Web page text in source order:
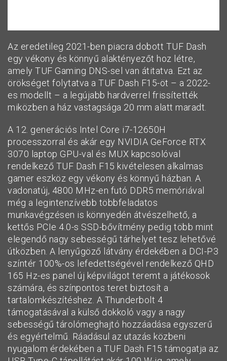
Az eredetileg 2021-ben piacra dobott TUF Dash
egy vékony és könnyű alaktényezőt hoz létre,
amely TUF Gaming DNS-sel van átitatva. Ezt az
örökséget folytatva a TUF Dash F15-öt – a 2022-
es modellt – a legújabb hardverrel frissítették
miközben a ház vastagsága 20 mm alatt maradt.
A 12. generációs Intel Core i7-12650H
processzorral és akár egy NVIDIA GeForce RTX
3070 laptop GPU-val és MUX kapcsolóval
rendelkező TUF Dash F15 kivételesen alkalmas
gamer eszköz egy vékony és könnyű házban. A
vadonatúj, 4800 MHz-en futó DDR5 memóriával
még a legintenzívebb többfeladatos
munkavégzésen is könnyedén átvészelhető, a
kettős PCIe 4.0-s SSD-bővítmény pedig több mint
elegendő nagy sebességű tárhelyet tesz lehetővé
útközben. A lenyűgöző látvány érdekében a DCI-P3
színtér 100%-os lefedettségével rendelkező QHD
165 Hz-es panel új képvilágot teremt a játékosok
számára, és színpontos teret biztosít a
tartalomkészítéshez. A Thunderbolt 4
támogatásával a külső dokkoló vagy a nagy
sebességű tárolómeghajtó hozzáadása egyszerű
és egyértelmű. Ráadásul az utazás közbeni
nyugalom érdekében a TUF Dash F15 támogatja az